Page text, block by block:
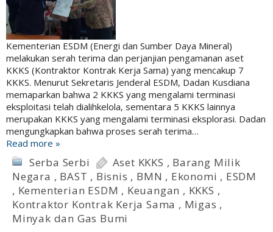
Kementerian ESDM (Energi dan Sumber Daya Mineral)
melakukan serah terima dan perjanjian pengamanan aset
KKKS (Kontraktor Kontrak Kerja Sama) yang mencakup 7
KKKS. Menurut Sekretaris Jenderal ESDM, Dadan Kusdiana
memaparkan bahwa 2 KKKS yang mengalami terminasi
eksploitasi telah dialihkelola, sementara 5 KKKS lainnya
merupakan KKKS yang mengalami terminasi eksplorasi. Dadan
mengungkapkan bahwa proses serah terima…
Read more »
Serba Serbi Aset KKKS , Barang Milik
Negara , BAST , Bisnis , BMN , Ekonomi , ESDM
, Kementerian ESDM , Keuangan , KKKS ,
Kontraktor Kontrak Kerja Sama , Migas ,
Minyak dan Gas Bumi